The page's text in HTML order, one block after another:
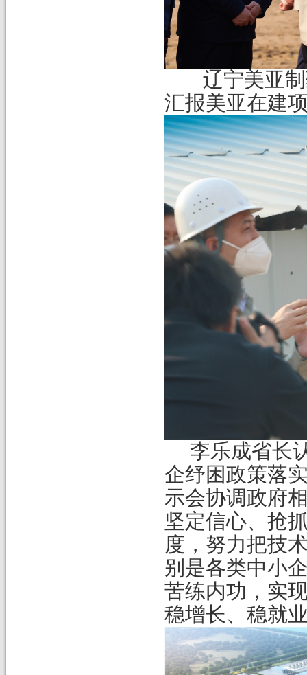
辽宁美亚
汇报美亚在建
李乐成省长
企纾困政策落
示会协调政府
坚定信心、抢
度，努力把技
别是各类中小
苦练内功，实
稳增长、稳就